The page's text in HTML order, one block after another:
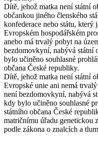
Dítě, jehož matka není státní
občankou jiného členského
konfederace nebo státu,
Evropském hospodářském
anebo má trvalý pobyt na
bezdomovkyní, nabývá státní
bylo učiněno souhlasné
občana České republiky.
Dítě, jehož matka není státní
Evropské unie ani nemá
není bezdomovkyní, nabývá
kdy bylo učiněno souhlasné
státního občana České
matričnímu úřadu genetickou
podle zákona o znalcích a